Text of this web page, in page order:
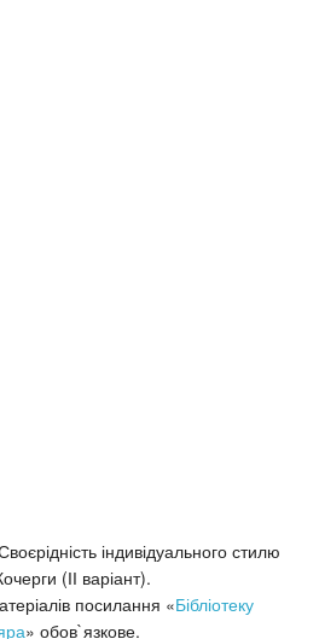
індивідуального стилю
(ІІ варіант).
посилання «Бібліотеку
» обов`язкове.